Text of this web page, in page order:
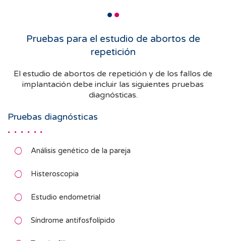
Pruebas para el estudio de abortos de
repetición
El estudio de abortos de repetición y de los fallos de
implantación debe incluir las siguientes pruebas
diagnósticas.
Pruebas diagnósticas
Análisis genético de la pareja
Histeroscopia
Estudio endometrial
Síndrome antifosfolípido